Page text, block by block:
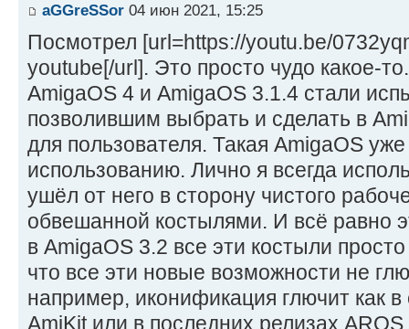
aGGreSSor 04 июн 2021, 15:25
Посмотрел [url=https://youtu.be/
youtube[/url]. Это просто чудо какое-
AmigaOS 4 и AmigaOS 3.1.4 стали
позволившим выбрать и сделать в
для пользователя. Такая AmigaOS уже
использованию. Лично я всегда
ушёл от него в сторону чистого
обвешанной костылями. И всё равно
в AmigaOS 3.2 все эти костыли
что все эти новые возможности не
например, иконификация глючит как
AmiKit или в последних релизах